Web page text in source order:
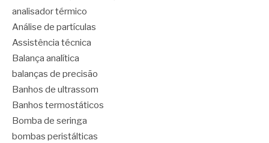
analisador térmico
Análise de partículas
Assistência técnica
Balança analítica
balanças de precisão
Banhos de ultrassom
Banhos termostáticos
Bomba de seringa
bombas peristálticas